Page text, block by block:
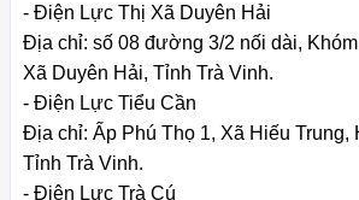
- Điện Lực Thị Xã Duyên Hải
Địa chỉ: số 08 đường 3/2 nối dài,
Xã Duyên Hải, Tỉnh Trà Vinh.
- Điện Lực Tiểu Cần
Địa chỉ: Ấp Phú Thọ 1, Xã Hiếu Trung,
Tỉnh Trà Vinh.
- Điện Lực Trà Cú